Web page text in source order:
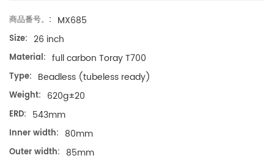
商品番号。: MX685
Size: 26 inch
Material: full carbon Toray T700
Type: Beadless (tubeless ready)
Weight: 620g±20
ERD: 543mm
Inner width: 80mm
Outer width: 85mm